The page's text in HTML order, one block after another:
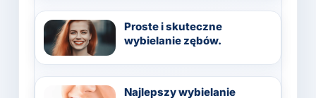
Proste i skuteczne
wybielanie zębów.
Najlepszy wybielanie